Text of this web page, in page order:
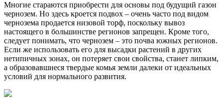
Многие стараются приобрести для основы под будущий газон
чернозем. Но здесь кроется подвох – очень часто под видом
чернозема продается низовой торф, поскольку вывоз
настоящего в большинстве регионов запрещен. Кроме того,
следует понимать, что чернозем – это почва южных регионов.
Если же использовать его для высадки растений в других
нетипичных зонах, он потеряет свои свойства, станет липким,
а образовавшиеся твердые комья земли далеки от идеальных
условий для нормального развития.